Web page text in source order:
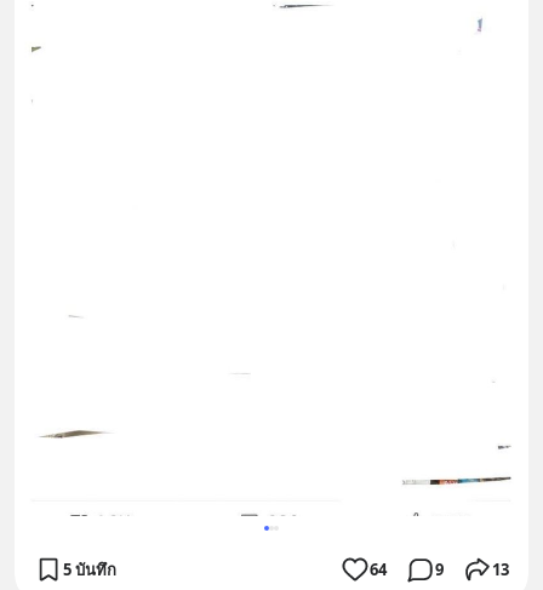
5 บันทึก 64 9 13